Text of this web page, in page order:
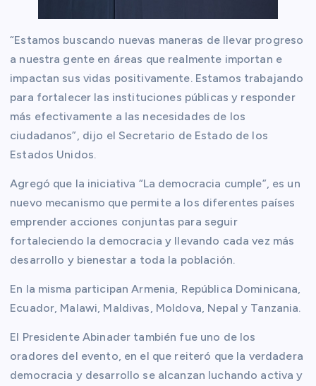
“Estamos buscando nuevas maneras de llevar progreso
a nuestra gente en áreas que realmente importan e
impactan sus vidas positivamente. Estamos trabajando
para fortalecer las instituciones públicas y responder
más efectivamente a las necesidades de los
ciudadanos”, dijo el Secretario de Estado de los
Estados Unidos.
Agregó que la iniciativa “La democracia cumple”, es un
nuevo mecanismo que permite a los diferentes países
emprender acciones conjuntas para seguir
fortaleciendo la democracia y llevando cada vez más
desarrollo y bienestar a toda la población.
En la misma participan Armenia, República Dominicana,
Ecuador, Malawi, Maldivas, Moldova, Nepal y Tanzania.
El Presidente Abinader también fue uno de los
oradores del evento, en el que reiteró que la verdadera
democracia y desarrollo se alcanzan luchando activa y